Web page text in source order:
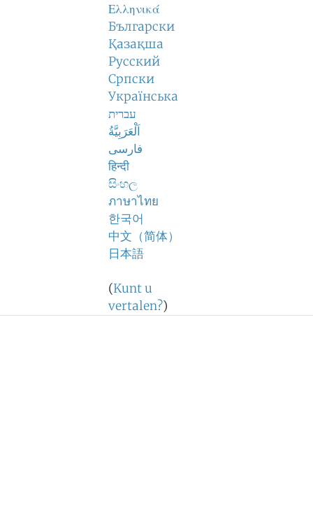
Ελληνικά
Български
Қазақша
Русский
Српски
Українська
עברית
اَلْعَرَبِيَّةُ
فارسی
हिन्दी
සිංහල
ภาษาไทย
한국어
中文（简体）
日本語
(Kunt u
vertalen?)